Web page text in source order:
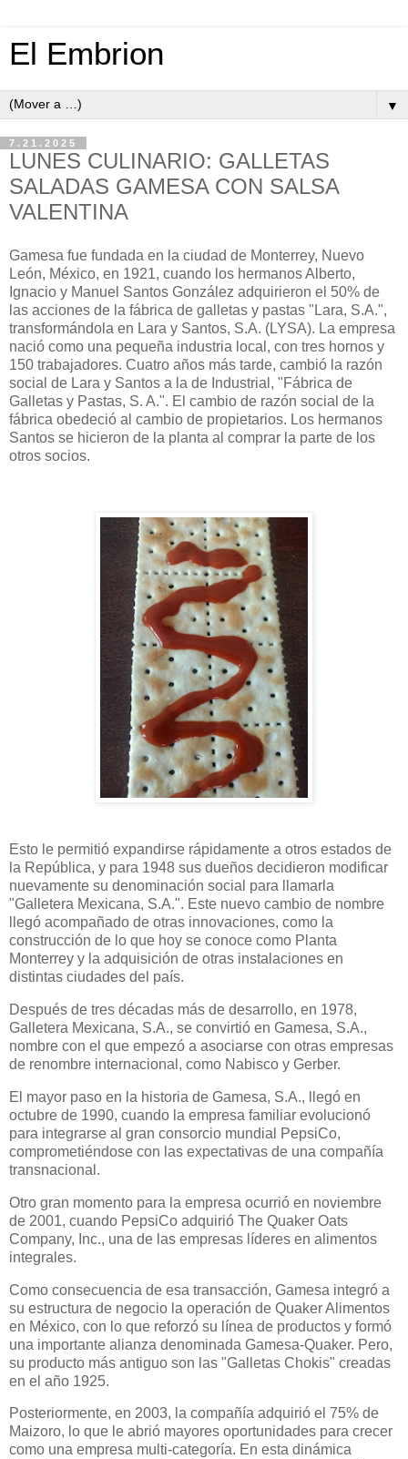
El Embrion
▼
7.21.2025
LUNES CULINARIO: GALLETAS
SALADAS GAMESA CON SALSA
VALENTINA
Gamesa fue fundada en la ciudad de Monterrey, Nuevo
León, México, en 1921, cuando los hermanos Alberto,
Ignacio y Manuel Santos González adquirieron el 50% de
las acciones de la fábrica de galletas y pastas "Lara, S.A.",
transformándola en Lara y Santos, S.A. (LYSA). La empresa
nació como una pequeña industria local, con tres hornos y
150 trabajadores. Cuatro años más tarde, cambió la razón
social de Lara y Santos a la de Industrial, "Fábrica de
Galletas y Pastas, S. A.". El cambio de razón social de la
fábrica obedeció al cambio de propietarios. Los hermanos
Santos se hicieron de la planta al comprar la parte de los
otros socios.
Esto le permitió expandirse rápidamente a otros estados de
la República, y para 1948 sus dueños decidieron modificar
nuevamente su denominación social para llamarla
"Galletera Mexicana, S.A.". Este nuevo cambio de nombre
llegó acompañado de otras innovaciones, como la
construcción de lo que hoy se conoce como Planta
Monterrey y la adquisición de otras instalaciones en
distintas ciudades del país.
Después de tres décadas más de desarrollo, en 1978,
Galletera Mexicana, S.A., se convirtió en Gamesa, S.A.,
nombre con el que empezó a asociarse con otras empresas
de renombre internacional, como Nabisco y Gerber.
El mayor paso en la historia de Gamesa, S.A., llegó en
octubre de 1990, cuando la empresa familiar evolucionó
para integrarse al gran consorcio mundial PepsiCo,
comprometiéndose con las expectativas de una compañía
transnacional.
Otro gran momento para la empresa ocurrió en noviembre
de 2001, cuando PepsiCo adquirió The Quaker Oats
Company, Inc., una de las empresas líderes en alimentos
integrales.
Como consecuencia de esa transacción, Gamesa integró a
su estructura de negocio la operación de Quaker Alimentos
en México, con lo que reforzó su línea de productos y formó
una importante alianza denominada Gamesa-Quaker. Pero,
su producto más antiguo son las "Galletas Chokis" creadas
en el año 1925.
Posteriormente, en 2003, la compañía adquirió el 75% de
Maizoro, lo que le abrió mayores oportunidades para crecer
como una empresa multi-categoría. En esta dinámica